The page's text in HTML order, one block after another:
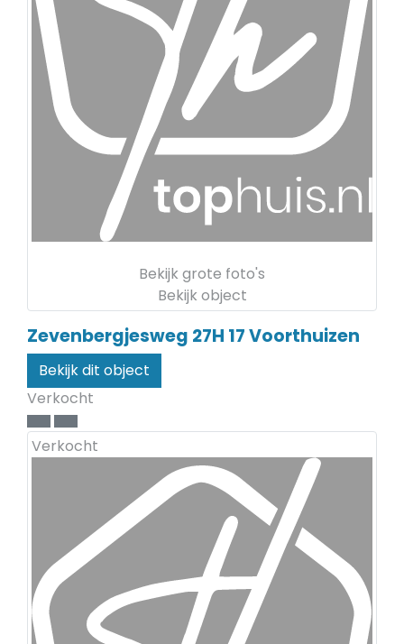
Bekijk grote foto's
Bekijk object
Zevenbergjesweg 27H 17Voorthuizen
Bekijk dit object
Verkocht
Verkocht